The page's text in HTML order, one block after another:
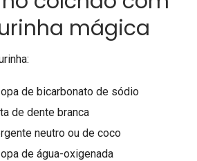
mágica
de bicarbonato de sódio
de dente branca
neutro ou de coco
de água-oxigenada